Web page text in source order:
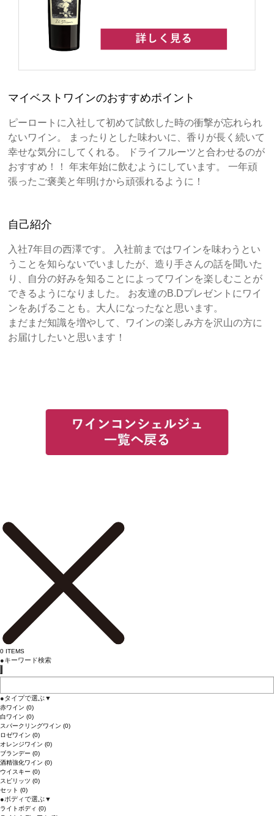
マイベストワインのおすすめポイント
ピーロートに入社して初めて試飲した時の衝撃が忘れられ
ないワイン。 まったりとした味わいに、香りが長く続いて
幸せな気分にしてくれる。 ドライフルーツと合わせるのが
おすすめ！！ 年末年始に飲むようにしています。 一年頑
張ったご褒美と年明けから頑張れるように！
自己紹介
入社7年目の西澤です。 入社前まではワインを味わうとい
うことを知らないでいましたが、造り手さんの話を聞いた
り、自分の好みを知ることによってワインを楽しむことが
できるようになりました。 お友達のB.Dプレゼントにワイ
ンをあげることも。大人になったなと思います。
まだまだ知識を増やして、ワインの楽しみ方を沢山の方に
お届けしたいと思います！
0 ITEMS
●キーワード検索
●タイプで選ぶ▼
赤ワイン (0)
白ワイン (0)
スパークリングワイン (0)
ロゼワイン (0)
オレンジワイン (0)
ブランデー (0)
酒精強化ワイン (0)
ウイスキー (0)
スピリッツ (0)
セット (0)
●ボディで選ぶ▼
ライトボディ (0)